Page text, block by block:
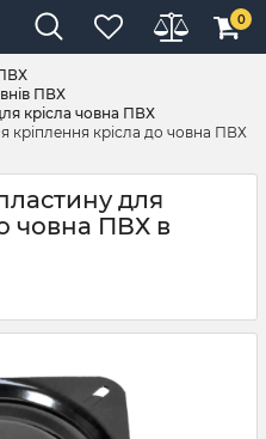
0
ПВХ
крісла човна ПВХ
кріплення крісла до човна ПВХ
для
човна ПВХ в